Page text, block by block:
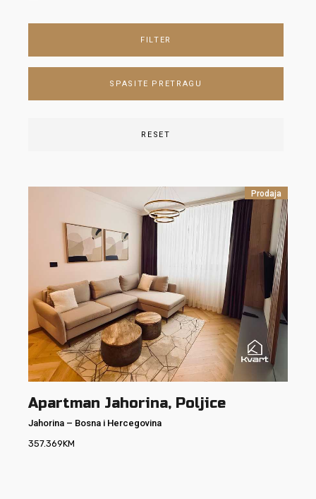
FILTER
SPASITE PRETRAGU
RESET
Prodaja
Apartman Jahorina, Poljice
Jahorina – Bosna i Hercegovina
357.369KM